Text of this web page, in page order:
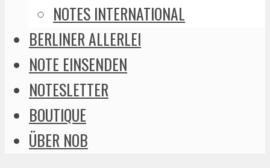
NOTES INTERNATIONAL
BERLINER ALLERLEI
NOTE EINSENDEN
NOTESLETTER
BOUTIQUE
ÜBER NOB